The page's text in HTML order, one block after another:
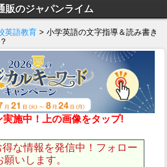
販のジャパンライム
英語教育 > 小学英語の文字指導＆読み書き
実施中！上の画像をタップ!
な情報を発信中！フォロー
願いします。